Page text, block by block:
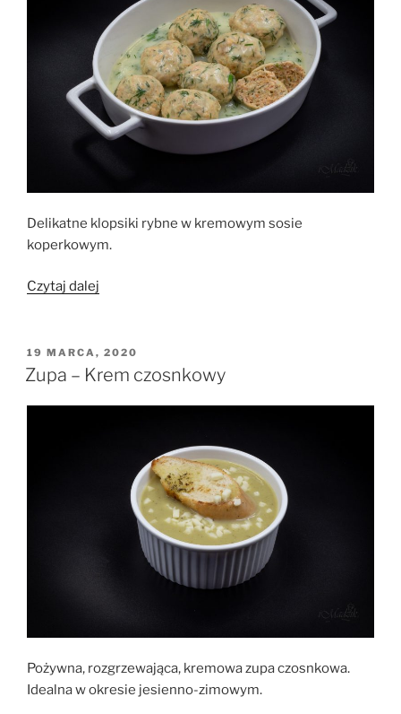
Delikatne klopsiki rybne w kremowym sosie
koperkowym.
Czytaj dalej
w
sosie
OPUBLIKOWANE
W
19 MARCA, 2020
Zupa – Krem czosnkowy
Pożywna, rozgrzewająca, kremowa zupa czosnkowa.
Idealna w okresie jesienno-zimowym.